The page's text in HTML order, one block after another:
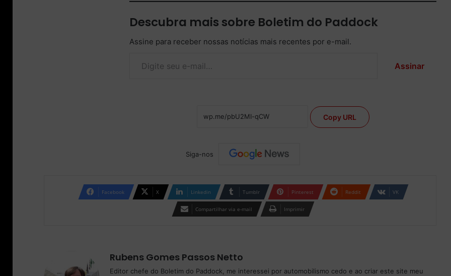
Descubra mais sobre Boletim do Paddock
Assine para receber nossas notícias mais recentes por e-mail.
Assinar
Copy URL
Siga-nos
Facebook X Linkedin Tumblr Pinterest Reddit VK
Compartilhar via e-mail Imprimir
Rubens Gomes Passos Netto
Editor chefe do Boletim do Paddock, me interessei por automobilismo cedo e ao criar este site meu